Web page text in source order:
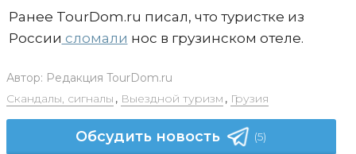
Ранее TourDom.ru писал, что туристке из
России сломали нос в грузинском отеле.
Автор: Редакция TourDom.ru
Скандалы, сигналы , Выездной туризм , Грузия
Обсудить новость (5)